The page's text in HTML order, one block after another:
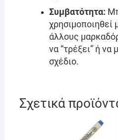
Συμβατότητα:
χρησιμοποιηθεί
άλλους
να “τρέξει” ή
σχέδιο.
Σχετικά